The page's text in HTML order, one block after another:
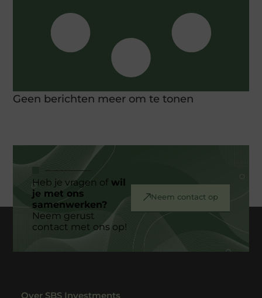
Geen berichten meer om te tonen
Heb je vragen ofwil
je met ons
samenwerken?
Neem gerust
contact met ons op!
Neem contact op
Over SBS Investments